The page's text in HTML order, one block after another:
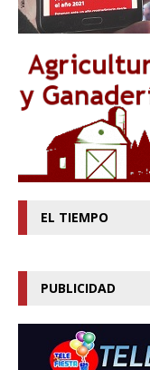
EL TIEMPO
PUBLICIDAD